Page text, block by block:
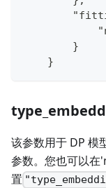
        }
    }
该参数用于 DP
参数。您也可以
置